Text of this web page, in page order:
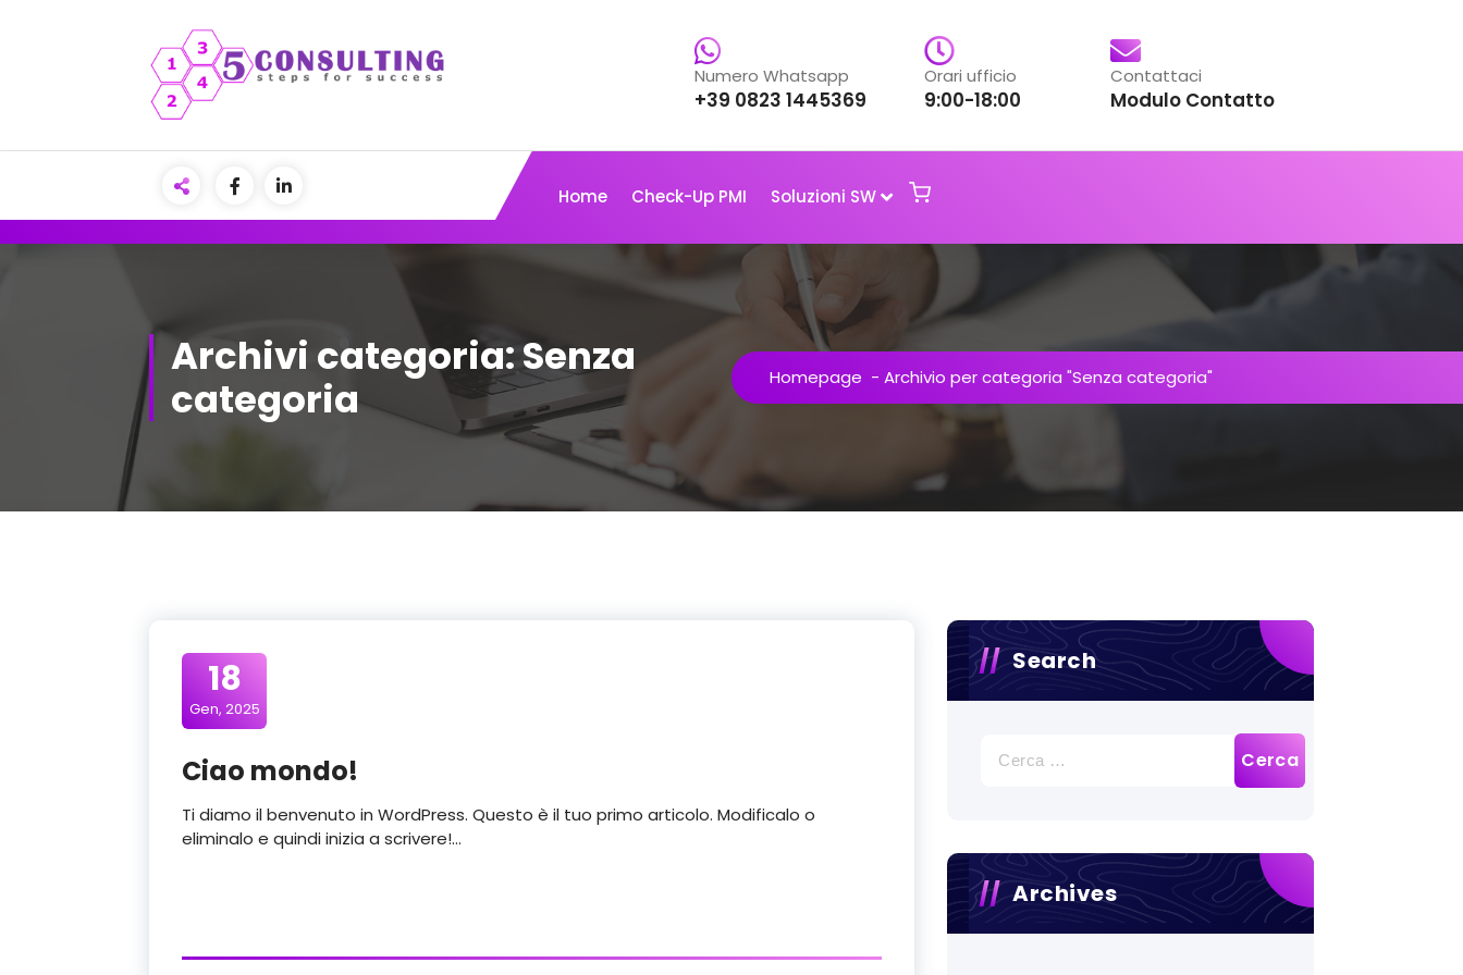
Numero Whatsapp
+39 0823 1445369
Orari ufficio
9:00-18:00
Contattaci
Modulo Contatto
Home Check-Up PMI Soluzioni SW
Archivi categoria: Senza
categoria
Homepage - Archivio per categoria "Senza categoria"
18
Gen, 2025
Ciao mondo!
Ti diamo il benvenuto in WordPress. Questo è il tuo primo articolo. Modificalo o
eliminalo e quindi inizia a scrivere!…
Search
per:
Archives